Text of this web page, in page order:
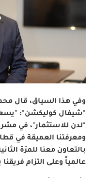
وفي هذا السياق، قال
"شيفال كوليكشن":
"لدن للاستثمار"، في
ومعرفتنا العميقة في
بالتعاون معنا للمرّة
عالمياً وعلى التزام